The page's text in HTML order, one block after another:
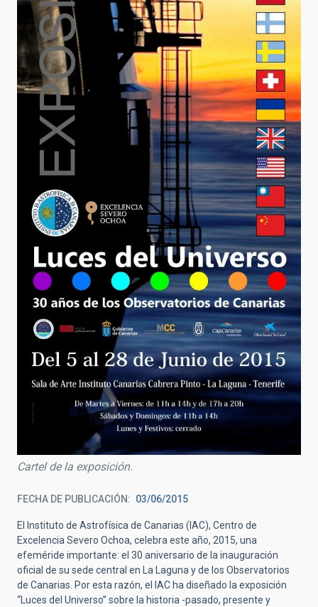
Cartel de la exposición.
FECHA DE PUBLICACIÓN 03/06/2015
El Instituto de Astrofísica de Canarias (IAC), Centro de
Excelencia Severo Ochoa, celebra este año, 2015, una
efeméride importante: el 30 aniversario de la inauguración
oficial de su sede central en La Laguna y de los Observatorios
de Canarias. Por esta razón, el IAC ha diseñado la exposición
“Luces del Universo” sobre la historia -pasado, presente y